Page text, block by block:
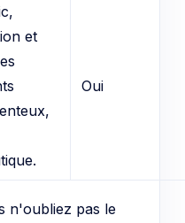
et
Oui
n'oubliez pas le